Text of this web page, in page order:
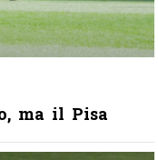
ma il Pisa